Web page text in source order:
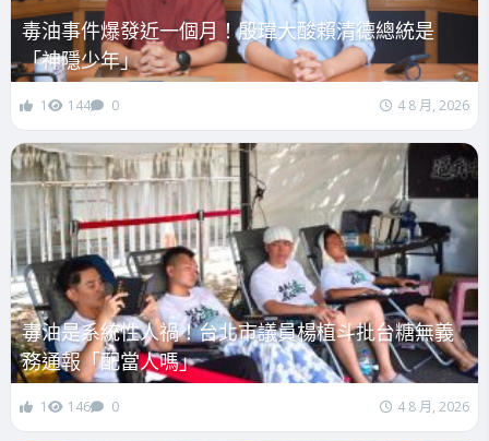
毒油事件爆發近一個月！殷瑋大酸賴清德總統是
「神隱少年」
1 144 0 4 8 月, 2026
毒油是系統性人禍！台北市議員楊植斗批台糖無義
務通報「配當人嗎」
1 146 0 4 8 月, 2026